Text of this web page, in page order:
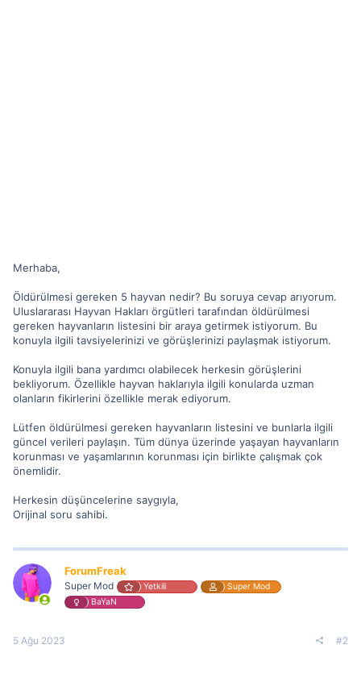
Merhaba,
Öldürülmesi gereken 5 hayvan nedir? Bu soruya cevap arıyorum.
Uluslararası Hayvan Hakları örgütleri tarafından öldürülmesi
gereken hayvanların listesini bir araya getirmek istiyorum. Bu
konuyla ilgili tavsiyelerinizi ve görüşlerinizi paylaşmak istiyorum.
Konuyla ilgili bana yardımcı olabilecek herkesin görüşlerini
bekliyorum. Özellikle hayvan haklarıyla ilgili konularda uzman
olanların fikirlerini özellikle merak ediyorum.
Lütfen öldürülmesi gereken hayvanların listesini ve bunlarla ilgili
güncel verileri paylaşın. Tüm dünya üzerinde yaşayan hayvanların
korunması ve yaşamlarının korunması için birlikte çalışmak çok
önemlidir.
Herkesin düşüncelerine saygıyla,
Orijinal soru sahibi.
ForumFreak
Super Mod Yetkili
Super Mod
BaYaN
5 Ağu 2023 #2